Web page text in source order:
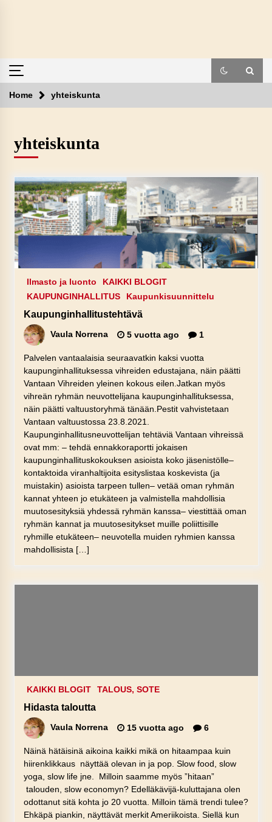
Home yhteiskunta
yhteiskunta
Ilmasto ja luonto
KAIKKI BLOGIT
KAUPUNGINHALLITUS
Kaupunkisuunnittelu
Kaupunginhallitustehtävä
Vaula Norrena 5 vuotta ago 1
Palvelen vantaalaisia seuraavatkin kaksi vuotta
kaupunginhallituksessa vihreiden edustajana, näin päätti
Vantaan Vihreiden yleinen kokous eilen.Jatkan myös
vihreän ryhmän neuvottelijana kaupunginhallituksessa,
näin päätti valtuustoryhmä tänään.Pestit vahvistetaan
Vantaan valtuustossa 23.8.2021.
Kaupunginhallitusneuvottelijan tehtäviä Vantaan vihreissä
ovat mm: – tehdä ennakkoraportti jokaisen
kaupunginhallituskokouksen asioista koko jäsenistölle–
kontaktoida viranhaltijoita esityslistaa koskevista (ja
muistakin) asioista tarpeen tullen– vetää oman ryhmän
kannat yhteen jo etukäteen ja valmistella mahdollisia
muutosesityksiä yhdessä ryhmän kanssa– viestittää oman
ryhmän kannat ja muutosesitykset muille poliittisille
ryhmille etukäteen– neuvotella muiden ryhmien kanssa
mahdollisista […]
KAIKKI BLOGIT TALOUS, SOTE
Hidasta taloutta
Vaula Norrena 15 vuotta ago 6
Näinä hätäisinä aikoina kaikki mikä on hitaampaa kuin
hiirenklikkaus näyttää olevan in ja pop. Slow food, slow
yoga, slow life jne. Milloin saamme myös ”hitaan”
talouden, slow economyn? Edelläkävijä-kuluttajana olen
odottanut sitä kohta jo 20 vuotta. Milloin tämä trendi tulee?
Ehkäpä piankin, näyttävät merkit Ameriikoista. Siellä kun